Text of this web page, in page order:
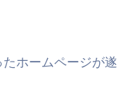
ホームページが遂